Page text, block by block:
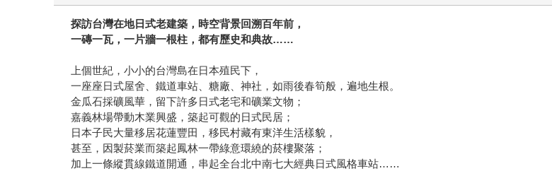
探訪台灣在地日式老建築，時空背景回溯百年前，
一磚一瓦，一片牆一根柱，都有歷史和典故……
上個世紀，小小的台灣島在日本殖民下，
一座座日式屋舍、鐵道車站、糖廠、神社，如雨後春筍般，遍地生根。
金瓜石採礦風華，留下許多日式老宅和礦業文物；
嘉義林場帶動木業興盛，築起可觀的日式民居；
日本子民大量移居花蓮豐田，移民村藏有東洋生活樣貌，
甚至，因製菸業而築起鳳林一帶綠意環繞的菸樓聚落；
加上一條縱貫線鐵道開通，串起全台北中南七大經典日式風格車站……